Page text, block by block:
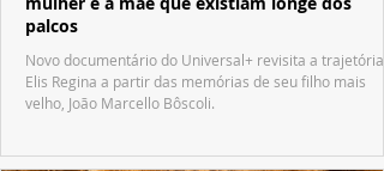
palcos
Novo documentário do Universal+ revisita a trajetória
Elis Regina a partir das memórias de seu filho mais
velho, João Marcello Bôscoli.